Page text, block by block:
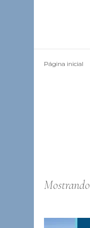
Página inicial
Mostrando